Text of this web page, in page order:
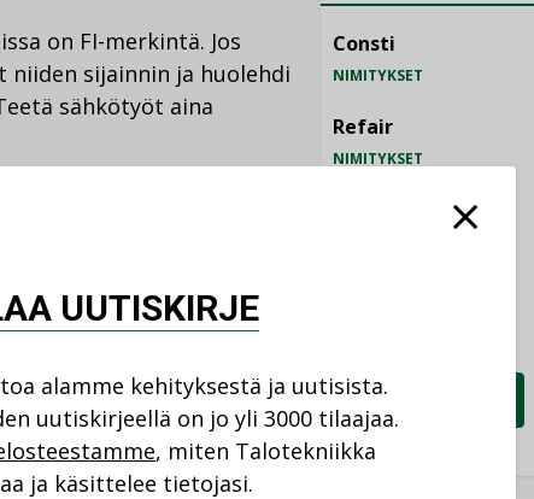
on FI-merkintä. Jos
sijainnin ja huolehdi
sähkötyöt aina
perinteisten
näkyvät älykkäät
perinteisinä myös
yhteydessä.
sähkölaitteiden
esimerkiksi
laitteet voidaan nollata
Consti
NIMITYKSET
Refair
NIMITYKSET
KATSO KAIKKI
UUTISKIRJE
alamme kehityksestä ja uutisista.
uutiskirjeellä on jo yli 3000 tilaajaa.
, miten Talotekniikka
ja käsittelee tietojasi.